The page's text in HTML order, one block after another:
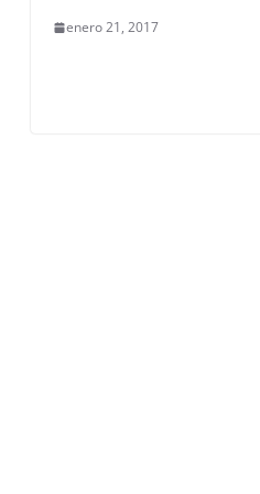
enero 21, 2017